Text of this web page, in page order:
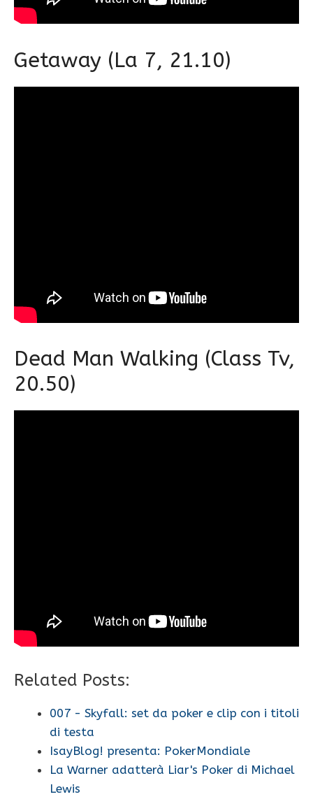
Getaway (La 7, 21.10)
Dead Man Walking (Class Tv,
20.50)
Related Posts:
007 - Skyfall: set da poker e clip con i titoli
di testa
IsayBlog! presenta: PokerMondiale
La Warner adatterà Liar's Poker di Michael
Lewis